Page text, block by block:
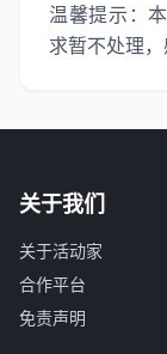
温馨提示：
求暂不处理，
关于我们
关于活动家
合作平台
免责声明